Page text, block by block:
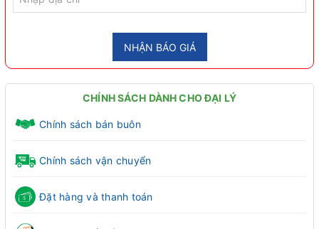
NHẬN BÁO GIÁ
CHÍNH SÁCH DÀNH CHO ĐẠI LÝ
Chính sách bán buôn
Chính sách vận chuyển
Đặt hàng và thanh toán